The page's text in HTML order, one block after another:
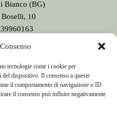
tecnologie come i cookie per
del dispositivo. Il consenso a queste
il comportamento di navigazione o ID
il consenso può influire negativamente
Bianco (BG)
10
n. 9/2020